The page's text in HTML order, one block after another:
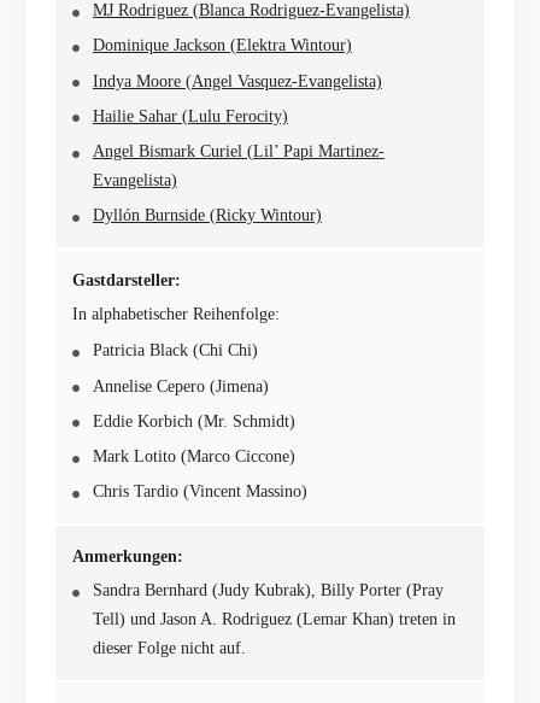
MJ Rodriguez (Blanca Rodriguez-Evangelista)
Dominique Jackson (Elektra Wintour)
Indya Moore (Angel Vasquez-Evangelista)
Hailie Sahar (Lulu Ferocity)
Angel Bismark Curiel (Lil’ Papi Martinez-
Evangelista)
Dyllón Burnside (Ricky Wintour)
Gastdarsteller:
In alphabetischer Reihenfolge:
Patricia Black (Chi Chi)
Annelise Cepero (Jimena)
Eddie Korbich (Mr. Schmidt)
Mark Lotito (Marco Ciccone)
Chris Tardio (Vincent Massino)
Anmerkungen:
Sandra Bernhard (Judy Kubrak), Billy Porter (Pray
Tell) und Jason A. Rodriguez (Lemar Khan) treten in
dieser Folge nicht auf.